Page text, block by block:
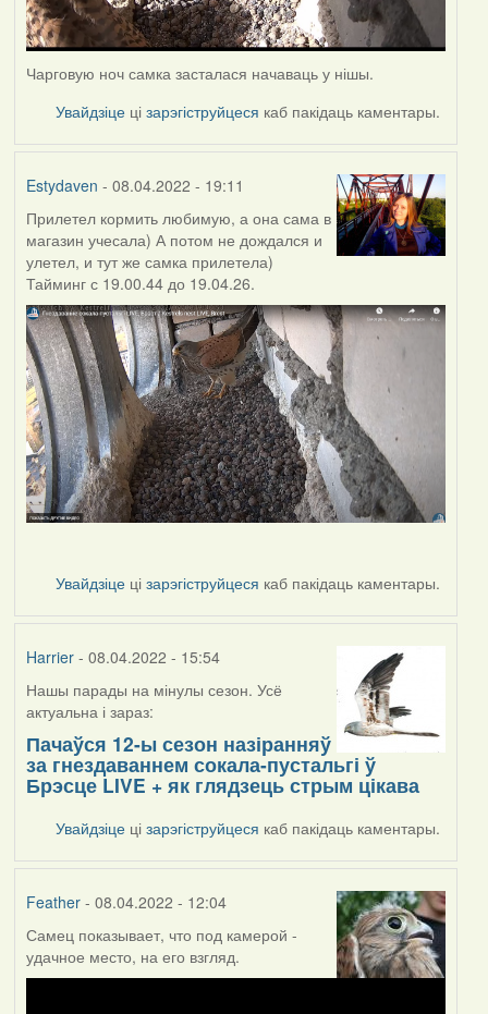
Чарговую ноч самка засталася начаваць у нішы.
Увайдзіце цізарэгіструйцеся каб пакідаць каментары.
Estydaven - 08.04.2022 - 19:11
Прилетел кормить любимую, а она сама в
магазин учесала) А потом не дождался и
улетел, и тут же самка прилетела)
Тайминг с 19.00.44 до 19.04.26.
Увайдзіце цізарэгіструйцеся каб пакідаць каментары.
Harrier- 08.04.2022 - 15:54
Нашы парады на мінулы сезон. Усё
актуальна і зараз:
Пачаўся 12-ы сезон назіранняў
за гнездаваннем сокала-пустальгі ў
Брэсце LIVE + як глядзець стрым цікава
Увайдзіце цізарэгіструйцеся каб пакідаць каментары.
Feather- 08.04.2022 - 12:04
Самец показывает, что под камерой -
удачное место, на его взгляд.